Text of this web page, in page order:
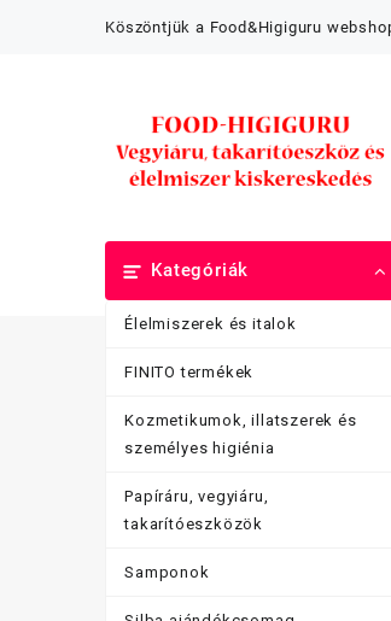
Köszöntjük a Food&Higiguru
Kategóriák
Élelmiszerek és italok
FINITO termékek
Kozmetikumok, illatszerek és
személyes higiénia
Papíráru, vegyiáru,
takarítóeszközök
Samponok